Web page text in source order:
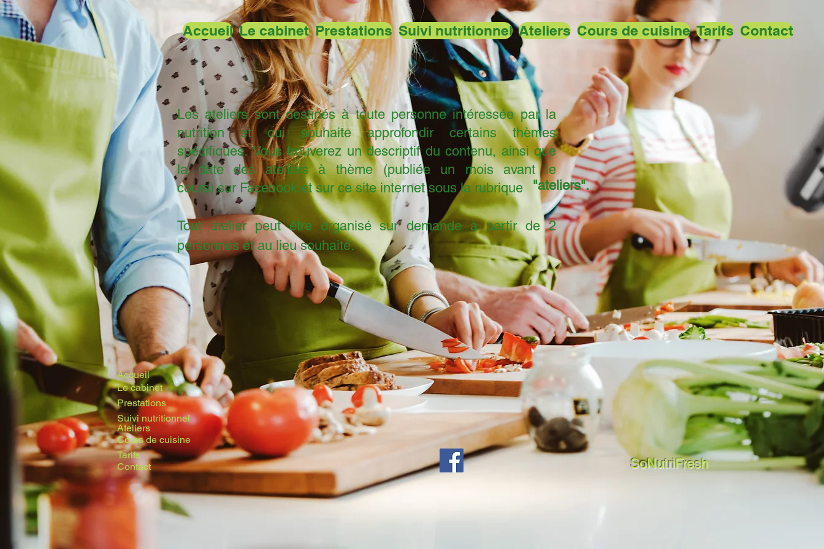
Accueil Le cabinet Prestations Suivi nutritionnel Ateliers Cours de cuisine Tarifs Contact
Les ateliers sont destinés à toute personne intéressée par la
nutrition et qui souhaite approfondir certains thèmes
spécifiques. Vous trouverez un descriptif du contenu, ainsi que
ladate des ateliers à thème (publiée un mois avant le
cours)sur Facebook et sur ce site internetsous la rubrique
Tout atelier peut être organisé sur demande à partir de 2
personnes et au lieu souhaité.
"ateliers".
Accueil
Le cabinet
Prestations
Suivi nutritionnel
Ateliers
Cours de cuisine
Tarifs
Contact
SoNutriFresh